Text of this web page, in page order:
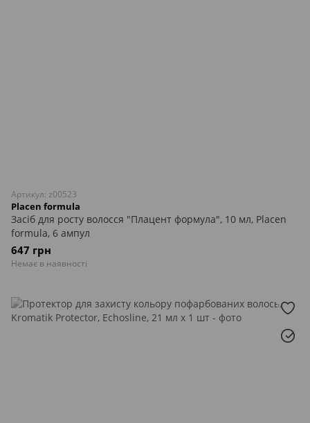
Артикул: z00523
Placen formula
Засіб для росту волосся "Плацент формула", 10 мл, Placen
formula, 6 ампул
647 грн
Немає в наявності